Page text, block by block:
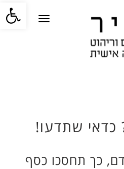
פתח
תפריט
כדאי שתדעו!
כך תחסכו כסף